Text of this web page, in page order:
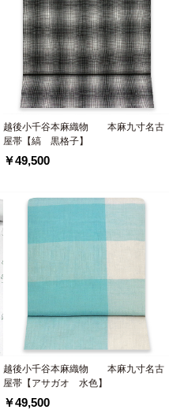
越後小千谷本麻織物 本麻九寸名古
屋帯【縞 黒格子】
￥49,500
越後小千谷本麻織物 本麻九寸名古
屋帯【アサガオ 水色】
￥49,500